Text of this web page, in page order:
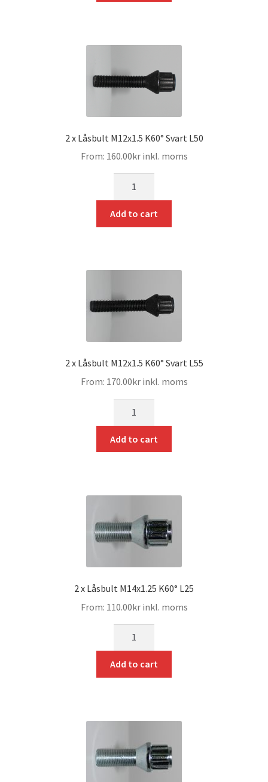
2 x Låsbult M12x1.5 K60° Svart L50
From: 160.00krinkl. moms
Add to cart
2 x Låsbult M12x1.5 K60° Svart L55
From: 170.00krinkl. moms
Add to cart
2 x Låsbult M14x1.25 K60° L25
From: 110.00krinkl. moms
Add to cart